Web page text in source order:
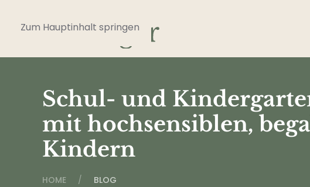
Zum Hauptinhalt springen
Schul- und
mit hochsensiblen,
Kindern
HOME BLOG